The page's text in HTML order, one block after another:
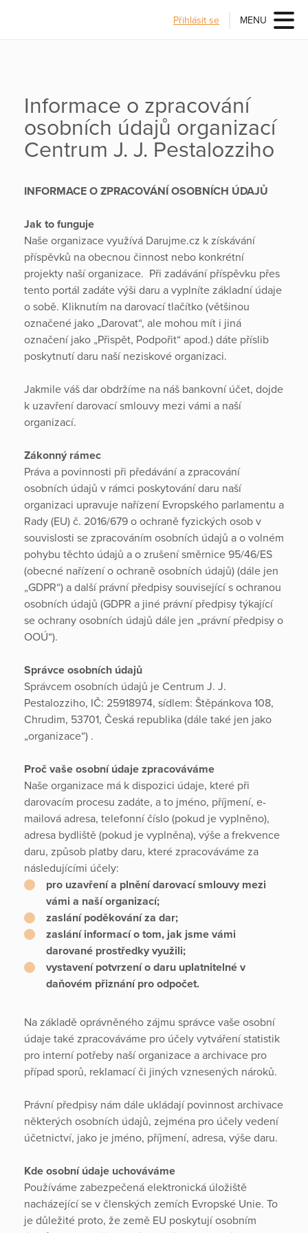
Přihlásit se MENU
Informace o zpracování
osobních údajů organizací
Centrum J. J. Pestalozziho
INFORMACE O ZPRACOVÁNÍ OSOBNÍCH ÚDAJŮ
Jak to funguje
Naše organizace využívá Darujme.cz k získávání
příspěvků na obecnou činnost nebo konkrétní
projekty naší organizace. Při zadávání příspěvku přes
tento portál zadáte výši daru a vyplníte základní údaje
o sobě. Kliknutím na darovací tlačítko (většinou
označené jako „Darovat“, ale mohou mít i jiná
označení jako „Přispět, Podpořit“ apod.) dáte příslib
poskytnutí daru naší neziskové organizaci.
Jakmile váš dar obdržíme na náš bankovní účet, dojde
k uzavření darovací smlouvy mezi vámi a naší
organizací.
Zákonný rámec
Práva a povinnosti při předávání a zpracování
osobních údajů v rámci poskytování daru naší
organizaci upravuje nařízení Evropského parlamentu a
Rady (EU) č. 2016/679 o ochraně fyzických osob v
souvislosti se zpracováním osobních údajů a o volném
pohybu těchto údajů a o zrušení směrnice 95/46/ES
(obecné nařízení o ochraně osobních údajů) (dále jen
„GDPR“) a další právní předpisy související s ochranou
osobních údajů (GDPR a jiné právní předpisy týkající
se ochrany osobních údajů dále jen „právní předpisy o
OOÚ“).
Správce osobních údajů
Správcem osobních údajů je Centrum J. J.
Pestalozziho, IČ: 25918974, sídlem: Štěpánkova 108,
Chrudim, 53701, Česká republika (dále také jen jako
„organizace“) .
Proč vaše osobní údaje zpracováváme
Naše organizace má k dispozici údaje, které při
darovacím procesu zadáte, a to jméno, příjmení, e-
mailová adresa, telefonní číslo (pokud je vyplněno),
adresa bydliště (pokud je vyplněna), výše a frekvence
daru, způsob platby daru, které zpracováváme za
následujícími účely:
pro uzavření a plnění darovací smlouvy mezi
vámi a naší organizací;
zaslání poděkování za dar;
zaslání informací o tom, jak jsme vámi
darované prostředky využili;
vystavení potvrzení o daru uplatnitelné v
daňovém přiznání pro odpočet.
Na základě oprávněného zájmu správce vaše osobní
údaje také zpracováváme pro účely vytváření statistik
pro interní potřeby naší organizace a archivace pro
případ sporů, reklamací či jiných vznesených nároků.
Právní předpisy nám dále ukládají povinnost archivace
některých osobních údajů, zejména pro účely vedení
účetnictví, jako je jméno, příjmení, adresa, výše daru.
Kde osobní údaje uchováváme
Používáme zabezpečená elektronická úložiště
nacházející se v členských zemích Evropské Unie. To
je důležité proto, že země EU poskytují osobním